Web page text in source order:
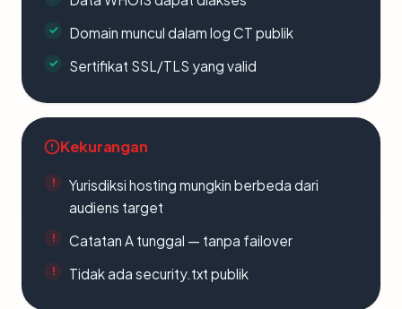
Domain muncul dalam log CT publik
Sertifikat SSL/TLS yang valid
Kekurangan
Yurisdiksi hosting mungkin berbeda dari
audiens target
Catatan A tunggal — tanpa failover
Tidak ada security.txt publik